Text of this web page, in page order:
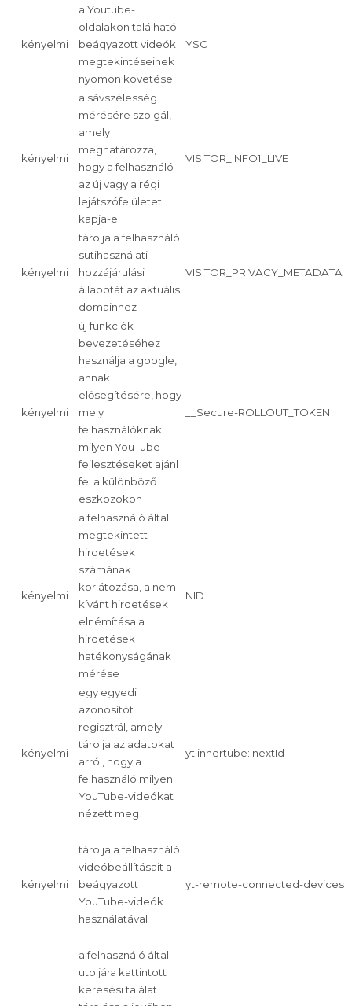
kényelmi
a Youtube-
oldalakon található
beágyazott videók
megtekintéseinek
nyomon követése
YSC
kényelmi
a sávszélesség
mérésére szolgál,
amely
meghatározza,
hogy a felhasználó
az új vagy a régi
lejátszófelületet
kapja-e
VISITOR_INFO1_LIVE
kényelmi
tárolja a felhasználó
sütihasználati
hozzájárulási
állapotát az aktuális
domainhez
VISITOR_PRIVACY_METADATA
kényelmi
új funkciók
bevezetéséhez
használja a google,
annak
elősegítésére, hogy
mely
felhasználóknak
milyen YouTube
fejlesztéseket ajánl
fel a különböző
eszközökön
__Secure-ROLLOUT_TOKEN
kényelmi
a felhasználó által
megtekintett
hirdetések
számának
korlátozása, a nem
kívánt hirdetések
elnémítása a
hirdetések
hatékonyságának
mérése
NID
kényelmi
egy egyedi
azonosítót
regisztrál, amely
tárolja az adatokat
arról, hogy a
felhasználó milyen
YouTube-videókat
nézett meg
yt.innertube::nextId
kényelmi
tárolja a felhasználó
videóbeállításait a
beágyazott
YouTube-videók
használatával
yt-remote-connected-devices
a felhasználó által
utoljára kattintott
keresési találat